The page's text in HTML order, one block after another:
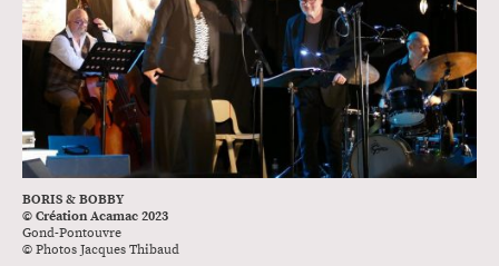
BORIS & BOBBY
© Création Acamac 2023
Gond-Pontouvre
© Photos Jacques Thibaud